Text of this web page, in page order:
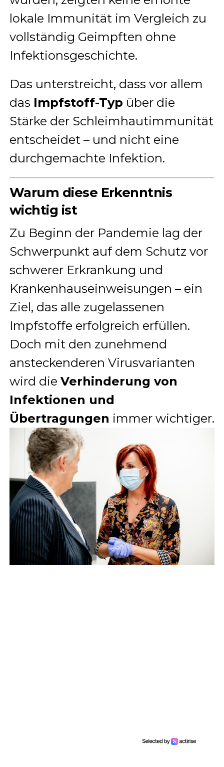
lokale Immunität im Vergleich zu
vollständig Geimpften ohne
Infektionsgeschichte.
Das unterstreicht, dass vor allem
das Impfstoff-Typ über die
Stärke der Schleimhautimmunität
entscheidet – und nicht eine
durchgemachte Infektion.
Warum diese Erkenntnis
wichtig ist
Zu Beginn der Pandemie lag der
Schwerpunkt auf dem Schutz vor
schwerer Erkrankung und
Krankenhauseinweisungen – ein
Ziel, das alle zugelassenen
Impfstoffe erfolgreich erfüllen.
Doch mit den zunehmend
ansteckenderen Virusvarianten
wird die Verhinderung von
Infektionen und
Übertragungen immer wichtiger.